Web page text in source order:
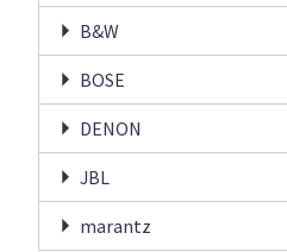
B&W
BOSE
DENON
JBL
marantz